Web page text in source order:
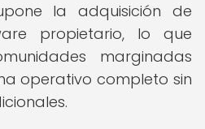
la adquisición de
propietario, lo que
marginadas
operativo completo sin